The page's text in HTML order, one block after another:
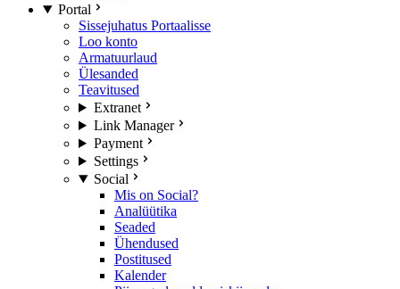
Portal
Sissejuhatus Portaalisse
Loo konto
Armatuurlaud
Ülesanded
Teavitused
Extranet
Link Manager
Payment
Settings
Social
Mis on Social?
Analüütika
Seaded
Ühendused
Postitused
Kalender